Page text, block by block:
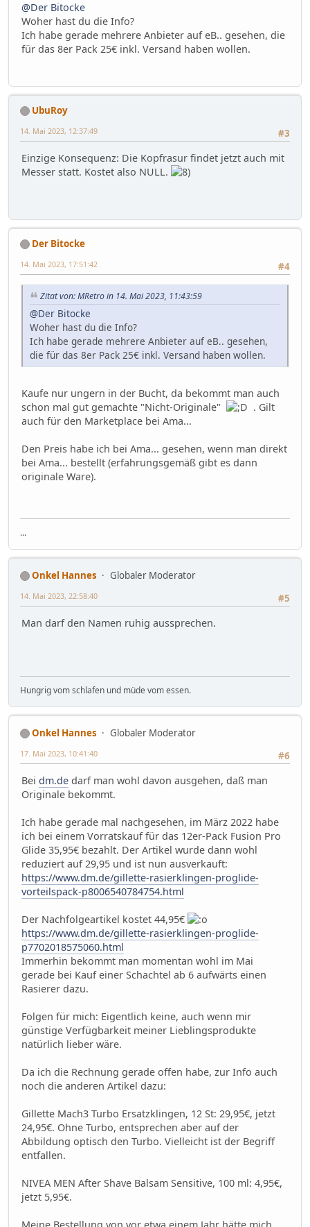
@Der Bitocke
Woher hast du die Info?
Ich habe gerade mehrere Anbieter auf eB.. gesehen, die
für das 8er Pack 25€ inkl. Versand haben wollen.
UbuRoy
#3
14. Mai 2023, 12:37:49
Einzige Konsequenz: Die Kopfrasur findet jetzt auch mit
Messer statt. Kostet also NULL.
Der Bitocke
#4
14. Mai 2023, 17:51:42
Zitat von: MRetro in 14. Mai 2023, 11:43:59
@Der Bitocke
Woher hast du die Info?
Ich habe gerade mehrere Anbieter auf eB.. gesehen,
die für das 8er Pack 25€ inkl. Versand haben wollen.
Kaufe nur ungern in der Bucht, da bekommt man auch
schon mal gut gemachte "Nicht-Originale"
. Gilt
auch für den Marketplace bei Ama...
Den Preis habe ich bei Ama... gesehen, wenn man direkt
bei Ama... bestellt (erfahrungsgemäß gibt es dann
originale Ware).
...
Onkel Hannes
Globaler Moderator
#5
14. Mai 2023, 22:58:40
Man darf den Namen ruhig aussprechen.
Hungrig vom schlafen und müde vom essen.
Onkel Hannes
Globaler Moderator
#6
17. Mai 2023, 10:41:40
Bei dm.de darf man wohl davon ausgehen, daß man
Originale bekommt.
Ich habe gerade mal nachgesehen, im März 2022 habe
ich bei einem Vorratskauf für das 12er-Pack Fusion Pro
Glide 35,95€ bezahlt. Der Artikel wurde dann wohl
reduziert auf 29,95 und ist nun ausverkauft:
https://www.dm.de/gillette-rasierklingen-proglide-
vorteilspack-p8006540784754.html
Der Nachfolgeartikel kostet 44,95€
https://www.dm.de/gillette-rasierklingen-proglide-
p7702018575060.html
Immerhin bekommt man momentan wohl im Mai
gerade bei Kauf einer Schachtel ab 6 aufwärts einen
Rasierer dazu.
Folgen für mich: Eigentlich keine, auch wenn mir
günstige Verfügbarkeit meiner Lieblingsprodukte
natürlich lieber wäre.
Da ich die Rechnung gerade offen habe, zur Info auch
noch die anderen Artikel dazu:
Gillette Mach3 Turbo Ersatzklingen, 12 St: 29,95€, jetzt
24,95€. Ohne Turbo, entsprechen aber auf der
Abbildung optisch den Turbo. Vielleicht ist der Begriff
entfallen.
NIVEA MEN After Shave Balsam Sensitive, 100 ml: 4,95€,
jetzt 5,95€.